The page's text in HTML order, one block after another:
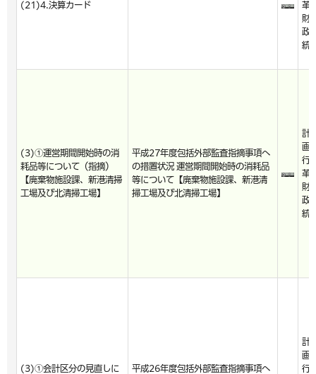
(21)4.決算カード
革
財
政
統
(3)①運営期間開始時の消
耗品等について（指摘）
【廃棄物施設課、新港清掃
工場及び北清掃工場】
平成27年度包括外部監査指摘事項へ
の措置状況 運営期間開始時の消耗品
等について【廃棄物施設課、新港清
掃工場及び北清掃工場】
計
画
行
革
財
政
統
(3)①会計区分の見直しに
平成26年度包括外部監査指摘事項へ
計
画
行